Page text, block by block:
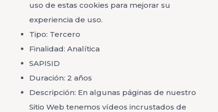
uso de estas cookies para mejorar su
experiencia de uso.
Tipo: Tercero
Finalidad: Analítica
SAPISID
Duración: 2 años
Descripción: En algunas páginas de nuestro
Sitio Web tenemos vídeos incrustados de